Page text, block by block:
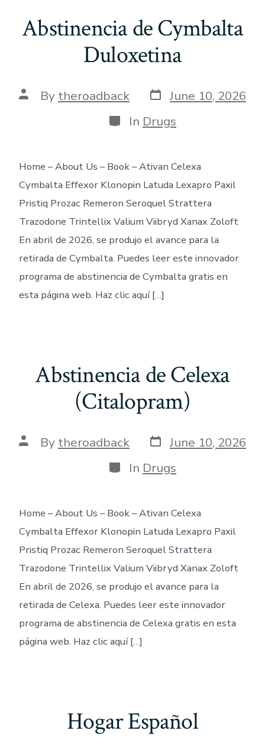
Abstinencia de Cymbalta
Duloxetina
Post
author
By theroadback Post
date
June 10, 2026
Categories
In Drugs
Home – About Us – Book – Ativan Celexa
Cymbalta Effexor Klonopin Latuda Lexapro Paxil
Pristiq Prozac Remeron Seroquel Strattera
Trazodone Trintellix Valium Viibryd Xanax Zoloft
En abril de 2026, se produjo el avance para la
retirada de Cymbalta. Puedes leer este innovador
programa de abstinencia de Cymbalta gratis en
esta página web. Haz clic aquí […]
Abstinencia de Celexa
(Citalopram)
Post
author
By theroadback Post
date
June 10, 2026
Categories
In Drugs
Home – About Us – Book – Ativan Celexa
Cymbalta Effexor Klonopin Latuda Lexapro Paxil
Pristiq Prozac Remeron Seroquel Strattera
Trazodone Trintellix Valium Viibryd Xanax Zoloft
En abril de 2026, se produjo el avance para la
retirada de Celexa. Puedes leer este innovador
programa de abstinencia de Celexa gratis en esta
página web. Haz clic aquí […]
Hogar Español